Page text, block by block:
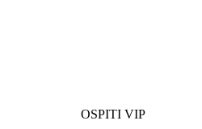
OSPITI VIP